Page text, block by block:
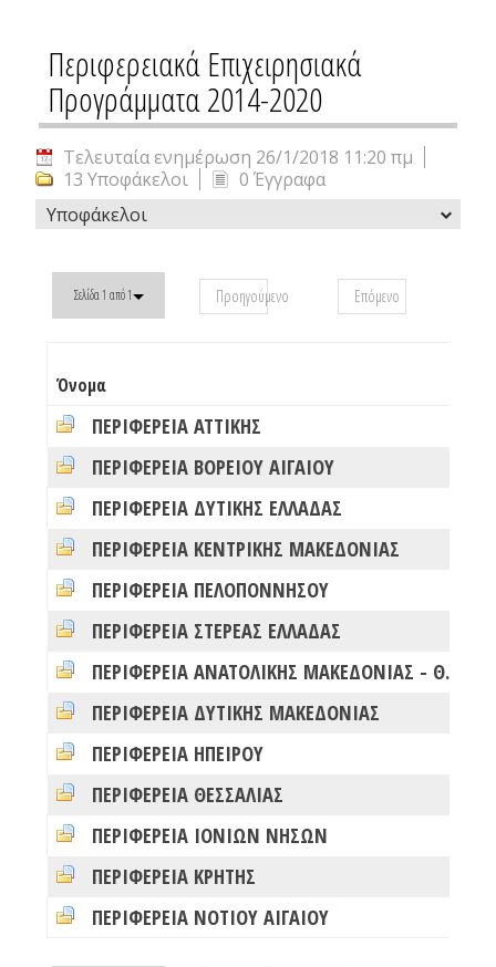
Περιφερειακά Επιχειρησιακά
Προγράμματα 2014-2020
Τελευταία ενημέρωση 26/1/2018 11:20 πμ
13 Υποφάκελοι
0 Έγγραφα
Υποφάκελοι
Σελίδα 1 από 1 Προηγούμενο Επόμενο
Όνομα
ΠΕΡΙΦΕΡΕΙΑ ΑΤΤΙΚΗΣ
ΠΕΡΙΦΕΡΕΙΑ ΒΟΡΕΙΟΥ ΑΙΓΑΙΟΥ
ΠΕΡΙΦΕΡΕΙΑ ΔΥΤΙΚΗΣ ΕΛΛΑΔΑΣ
ΠΕΡΙΦΕΡΕΙΑ ΚΕΝΤΡΙΚΗΣ ΜΑΚΕΔΟΝΙΑΣ
ΠΕΡΙΦΕΡΕΙΑ ΠΕΛΟΠΟΝΝΗΣΟΥ
ΠΕΡΙΦΕΡΕΙΑ ΣΤΕΡΕΑΣ ΕΛΛΑΔΑΣ
ΠΕΡΙΦΕΡΕΙΑ ΑΝΑΤΟΛΙΚΗΣ ΜΑΚΕΔΟΝΙΑΣ - ΘΡΑΚΗΣ
ΠΕΡΙΦΕΡΕΙΑ ΔΥΤΙΚΗΣ ΜΑΚΕΔΟΝΙΑΣ
ΠΕΡΙΦΕΡΕΙΑ ΗΠΕΙΡΟΥ
ΠΕΡΙΦΕΡΕΙΑ ΘΕΣΣΑΛΙΑΣ
ΠΕΡΙΦΕΡΕΙΑ ΙΟΝΙΩΝ ΝΗΣΩΝ
ΠΕΡΙΦΕΡΕΙΑ ΚΡΗΤΗΣ
ΠΕΡΙΦΕΡΕΙΑ ΝΟΤΙΟΥ ΑΙΓΑΙΟΥ